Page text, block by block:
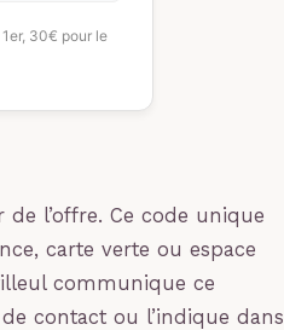
30€ pour le
de l’offre. Ce code unique
carte verte ou espace
communique ce
contact ou l’indique dans